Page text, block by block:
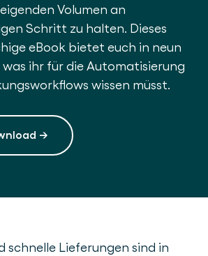
Volumen an
Schritt zu halten. Dieses
eBook bietet euch in neun
was ihr für die Automatisierung
wissen müsst.
→
schnelle Lieferungen sind in